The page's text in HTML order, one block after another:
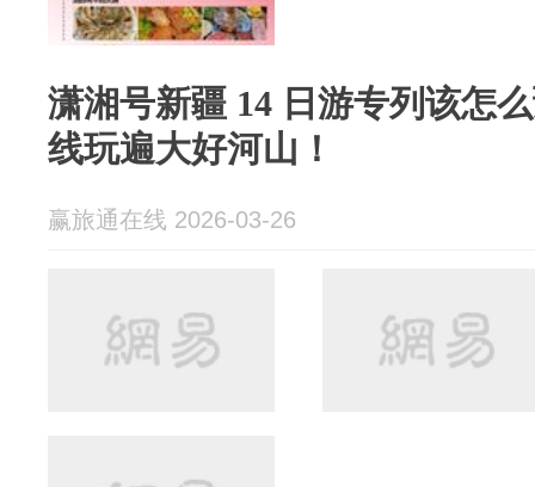
潇湘号新疆 14 日游专列该怎
线玩遍大好河山！
赢旅通在线 2026-03-26